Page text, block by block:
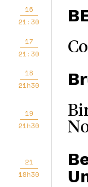
16
21:30
17
21:30
18
21h30
19
21h30
21
18h30